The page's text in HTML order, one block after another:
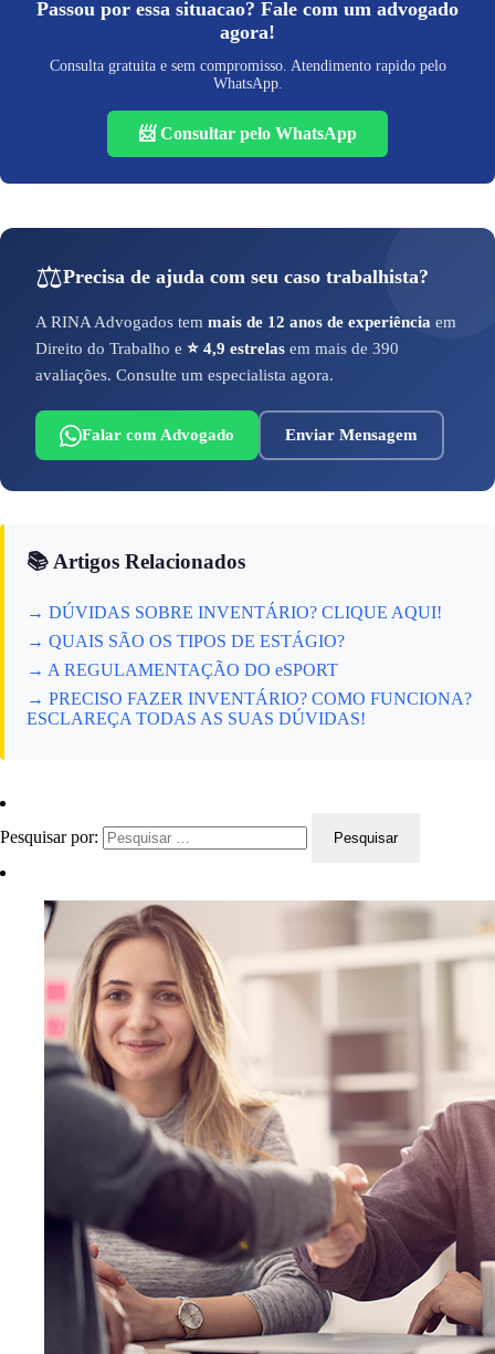
Passou por essa situacao? Fale com um advogado
agora!
Consulta gratuita e sem compromisso. Atendimento rapido pelo
WhatsApp.
📨 Consultar pelo WhatsApp
⚖️Precisa de ajuda com seu caso trabalhista?
A RINA Advogados tem mais de 12 anos de experiência em
Direito do Trabalho e ⭐ 4,9 estrelas em mais de 390
avaliações. Consulte um especialista agora.
Falar com Advogado Enviar Mensagem
📚 Artigos Relacionados
→ DÚVIDAS SOBRE INVENTÁRIO? CLIQUE AQUI!
→ QUAIS SÃO OS TIPOS DE ESTÁGIO?
→ A REGULAMENTAÇÃO DO eSPORT
→ PRECISO FAZER INVENTÁRIO? COMO FUNCIONA?
ESCLAREÇA TODAS AS SUAS DÚVIDAS!
Pesquisar por: